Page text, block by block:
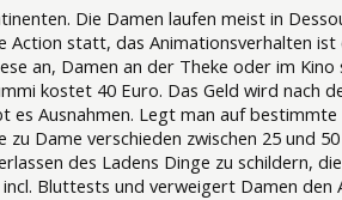
Die Damen laufen meist in
Action statt, das Animationsverhalten
an, Damen an der Theke oder im Kino
kostet 40 Euro. Das Geld wird nach
Ausnahmen. Legt man auf
Dame verschieden zwischen 25 und
des Ladens Dinge zu schildern,
Bluttests und verweigert Damen den